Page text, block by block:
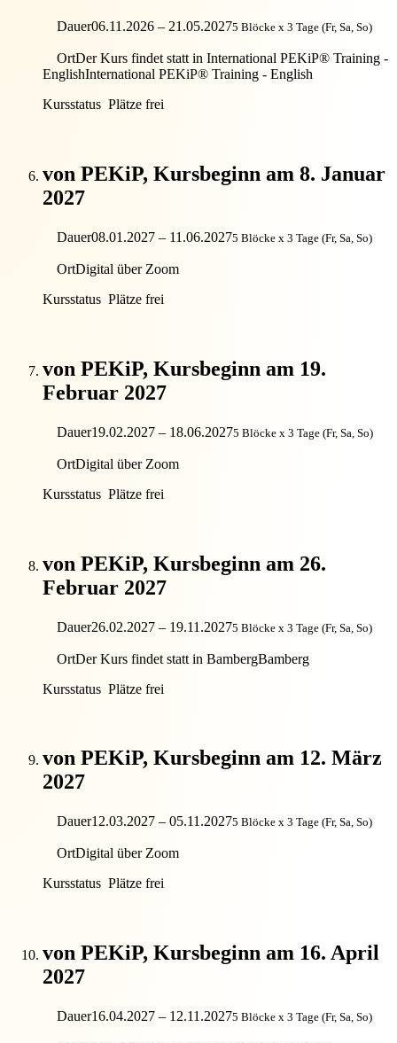
Dauer06.11.2026 – 21.05.20275 Blöcke x 3 Tage (Fr, Sa, So)
OrtDer Kurs findet statt in International PEKiP® Training -
EnglishInternational PEKiP® Training - English
Kursstatus Plätze frei
von PEKiP, Kursbeginn am 8. Januar
2027
Dauer08.01.2027 – 11.06.20275 Blöcke x 3 Tage (Fr, Sa, So)
OrtDigital über Zoom
Kursstatus Plätze frei
von PEKiP, Kursbeginn am 19.
Februar 2027
Dauer19.02.2027 – 18.06.20275 Blöcke x 3 Tage (Fr, Sa, So)
OrtDigital über Zoom
Kursstatus Plätze frei
von PEKiP, Kursbeginn am 26.
Februar 2027
Dauer26.02.2027 – 19.11.20275 Blöcke x 3 Tage (Fr, Sa, So)
OrtDer Kurs findet statt in BambergBamberg
Kursstatus Plätze frei
von PEKiP, Kursbeginn am 12. März
2027
Dauer12.03.2027 – 05.11.20275 Blöcke x 3 Tage (Fr, Sa, So)
OrtDigital über Zoom
Kursstatus Plätze frei
von PEKiP, Kursbeginn am 16. April
2027
Dauer16.04.2027 – 12.11.20275 Blöcke x 3 Tage (Fr, Sa, So)